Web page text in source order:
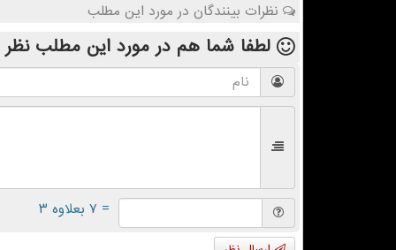
نظرات بینندگان در مورد این مطلب
لطفا شما هم در مورد این مطلب
= ۷ بعلاوه ۳